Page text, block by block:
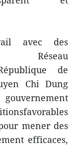
avec des
Réseau
de
Chi Dung
mener des
efficaces,